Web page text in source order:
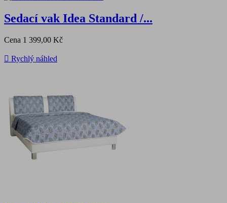
Sedací vak Idea Standard /...
Cena 1 399,00 Kč
 Rychlý náhled